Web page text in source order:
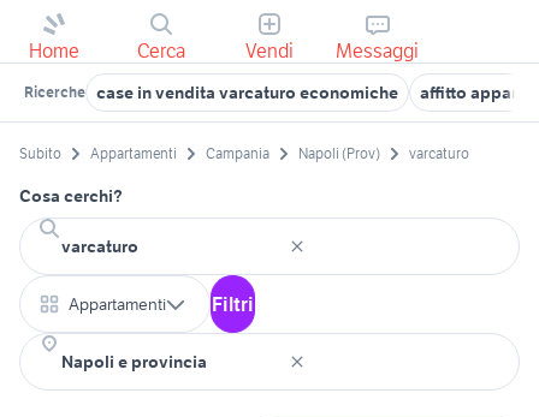
Home Cerca Vendi Messaggi
Ricerche case in vendita varcaturo economiche affitto
Subito Appartamenti Campania Napoli (Prov) varcaturo
Cosa cerchi?
Appartamenti Filtri